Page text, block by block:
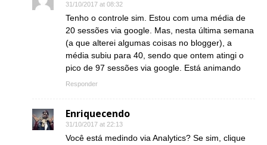
31/10/2017 at 08:32
Tenho o controle sim. Estou com uma média de
20 sessões via google. Mas, nesta última semana
(a que alterei algumas coisas no blogger), a
média subiu para 40, sendo que ontem atingi o
pico de 97 sessões via google. Está animando
Responder
Enriquecendo
31/10/2017 at 22:13
Você está medindo via Analytics? Se sim, clique